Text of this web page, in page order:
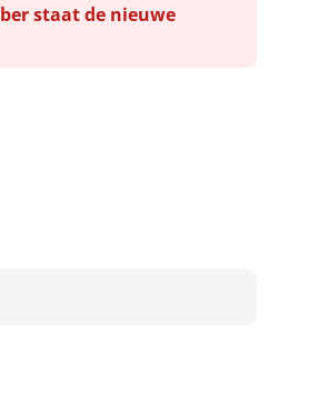
staat de nieuwe